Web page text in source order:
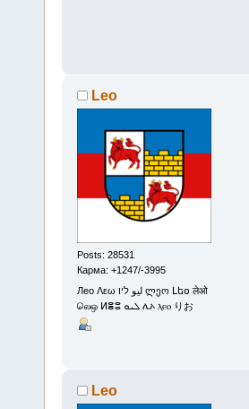
Leo
Posts: 28531
Карма: +1247/-3995
Лео Λεω ليو ליו ლეო Լեօ लेओ
லெஒ ⵍⴻⵓ ܠܝܘ ሌኦ ⲗⲉⲟ りお
Leo